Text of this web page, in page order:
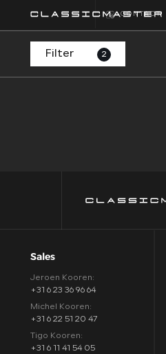
CONTACT
Filter 2
Sales
Jeroen Kooren:
+31 6 23 36 96 64
Michel Kooren:
+31 6 22 51 20 47
Tigo Kooren:
+31 6 11 41 54 05